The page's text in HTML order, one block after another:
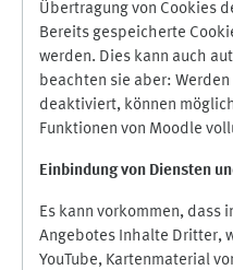
Übertragung von Cookies
Bereits gespeicherte
werden. Dies kann auch
beachten sie aber:
deaktiviert, können
Funktionen von Moodle
Einbindung von Diensten
Es kann vorkommen, dass
Angebotes Inhalte Dritter,
YouTube, Kartenmaterial